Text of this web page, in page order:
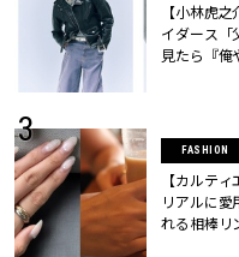
【小林虎
イダース「
見たら『俺
FASHION
【カルテ
リアルに愛
れる相棒リ